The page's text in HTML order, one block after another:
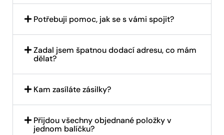
Potřebuji pomoc, jak se s vámi spojit?
Zadal jsem špatnou dodací adresu, co mám
dělat?
Kam zasíláte zásilky?
Přijdou všechny objednané položky v
jednom balíčku?